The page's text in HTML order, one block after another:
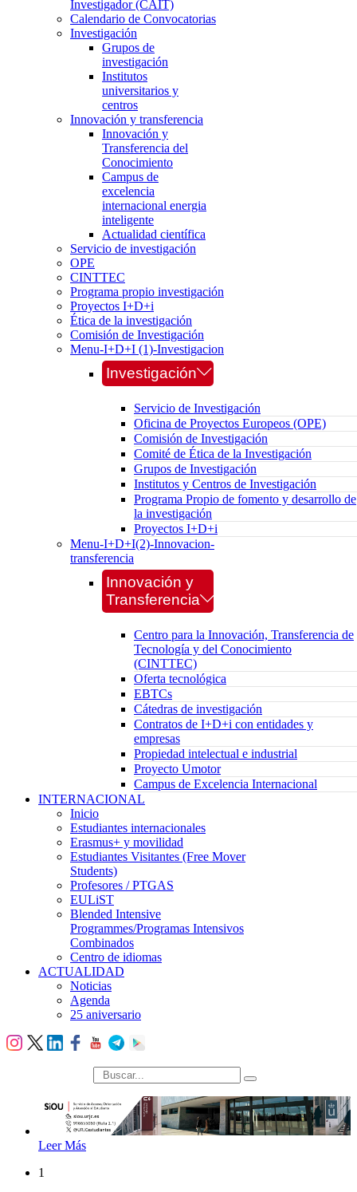
Investigador (CAIT)
Calendario de Convocatorias
Investigación
Grupos de
investigación
Institutos
universitarios y
centros
Innovación y transferencia
Innovación y
Transferencia del
Conocimiento
Campus de
excelencia
internacional energia
inteligente
Actualidad científica
Servicio de investigación
OPE
CINTTEC
Programa propio investigación
Proyectos I+D+i
Ética de la investigación
Comisión de Investigación
Menu-I+D+I (1)-Investigacion
Investigación
Servicio de Investigación
Oficina de Proyectos Europeos (OPE)
Comisión de Investigación
Comité de Ética de la Investigación
Grupos de Investigación
Institutos y Centros de Investigación
Programa Propio de fomento y desarrollo de
la investigación
Proyectos I+D+i
Menu-I+D+I(2)-Innovacion-
transferencia
Innovación y
Transferencia
Centro para la Innovación, Transferencia de
Tecnología y del Conocimiento
(CINTTEC)
Oferta tecnológica
EBTCs
Cátedras de investigación
Contratos de I+D+i con entidades y
empresas
Propiedad intelectual e industrial
Proyecto Umotor
Campus de Excelencia Internacional
INTERNACIONAL
Inicio
Estudiantes internacionales
Erasmus+ y movilidad
Estudiantes Visitantes (Free Mover
Students)
Profesores / PTGAS
EULiST
Blended Intensive
Programmes/Programas Intensivos
Combinados
Centro de idiomas
ACTUALIDAD
Noticias
Agenda
25 aniversario
búsqueda
Leer Más
1